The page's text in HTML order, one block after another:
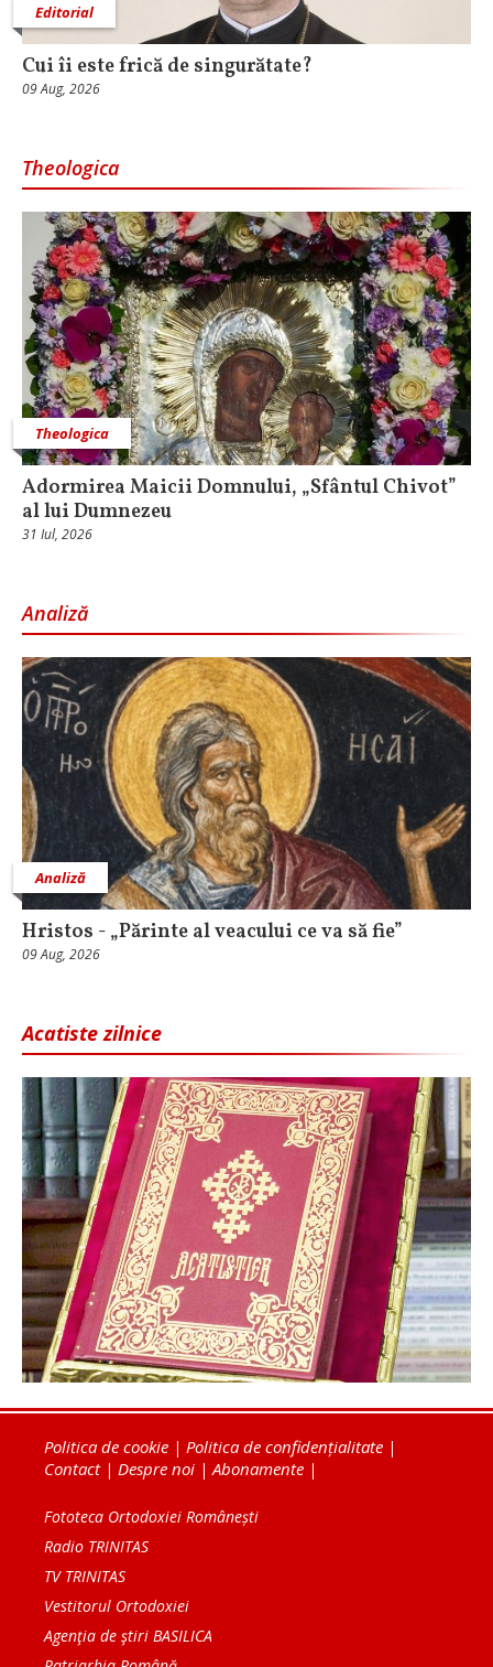
Editorial
Cui îi este frică de singurătate?
09 Aug, 2026
Theologica
Theologica
Adormirea Maicii Domnului, „Sfântul Chivot”
al lui Dumnezeu
31 Iul, 2026
Analiză
Analiză
Hristos - „Părinte al veacului ce va să fie”
09 Aug, 2026
Acatiste zilnice
Politica de cookie | Politica de confidențialitate |
Contact| Despre noi |Abonamente |
Fototeca Ortodoxiei Românești
Radio TRINITAS
TV TRINITAS
Vestitorul Ortodoxiei
Agenţia de ştiri BASILICA